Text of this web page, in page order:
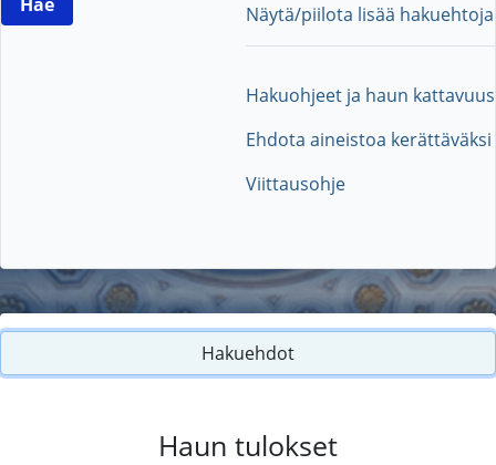
Näytä/piilota lisää hakuehtoja
Hakuohjeet ja haun kattavuus
Ehdota aineistoa kerättäväksi
Viittausohje
Hakuehdot
Haun tulokset